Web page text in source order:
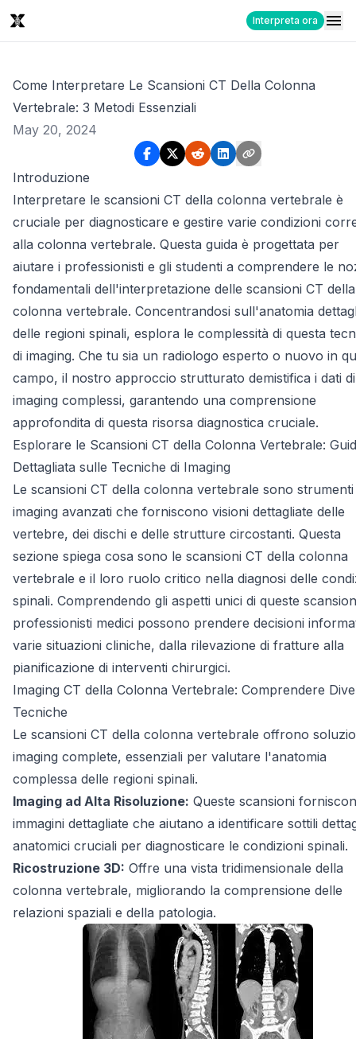
Interpreta ora
Come Interpretare Le Scansioni CT Della Colonna
Vertebrale: 3 Metodi Essenziali
May 20, 2024
Introduzione
Interpretare le scansioni CT della colonna vertebrale è
cruciale per diagnosticare e gestire varie condizioni
alla colonna vertebrale. Questa guida è progettata per
aiutare i professionisti e gli studenti a comprendere le
fondamentali dell'interpretazione delle scansioni CT della
colonna vertebrale. Concentrandosi sull'anatomia
delle regioni spinali, esplora le complessità di questa
di imaging. Che tu sia un radiologo esperto o nuovo in
campo, il nostro approccio strutturato demistifica i dati di
imaging complessi, garantendo una comprensione
approfondita di questa risorsa diagnostica cruciale.
Esplorare le Scansioni CT della Colonna Vertebrale:
Dettagliata sulle Tecniche di Imaging
Le scansioni CT della colonna vertebrale sono strumenti
imaging avanzati che forniscono visioni dettagliate delle
vertebre, dei dischi e delle strutture circostanti. Questa
sezione spiega cosa sono le scansioni CT della colonna
vertebrale e il loro ruolo critico nella diagnosi delle
spinali. Comprendendo gli aspetti unici di queste
professionisti medici possono prendere decisioni
varie situazioni cliniche, dalla rilevazione di fratture alla
pianificazione di interventi chirurgici.
Imaging CT della Colonna Vertebrale: Comprendere
Tecniche
Le scansioni CT della colonna vertebrale offrono
imaging complete, essenziali per valutare l'anatomia
complessa delle regioni spinali.
Imaging ad Alta Risoluzione: Queste scansioni
immagini dettagliate che aiutano a identificare sottili
anatomici cruciali per diagnosticare le condizioni spinali.
Ricostruzione 3D: Offre una vista tridimensionale della
colonna vertebrale, migliorando la comprensione delle
relazioni spaziali e della patologia.